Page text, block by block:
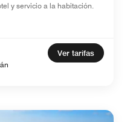
y servicio a la habitación.
Ver tarifas